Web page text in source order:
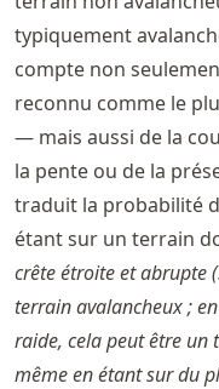
typiquement
compte non
reconnu comme le
— mais aussi de la
la pente ou de la
traduit la probabilité
étant sur un terrain
crête étroite et abrupte
terrain avalancheux ;
raide, cela peut être un
même en étant sur du